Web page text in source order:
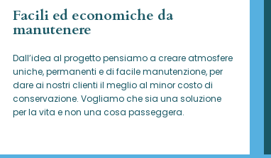
Facili ed economiche da
manutenere
Dall’idea al progetto pensiamo a creare atmosfere
uniche, permanenti e di facile manutenzione, per
dare ai nostri clienti il meglio al minor costo di
conservazione. Vogliamo che sia una soluzione
per la vita e non una cosa passeggera.